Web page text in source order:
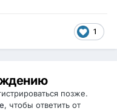
1
позже.
, чтобы ответить от